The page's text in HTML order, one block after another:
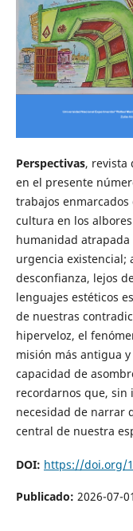
Perspectivas, revista
en el presente
trabajos
cultura en los
humanidad
urgencia existencial;
desconfianza, lejos
lenguajes estéticos
de nuestras
hiperveloz, el
misión más antigua
capacidad de
recordarnos que,
necesidad de narrar
central de nuestra
DOI: https://doi.org/
Publicado: 2026-07-01